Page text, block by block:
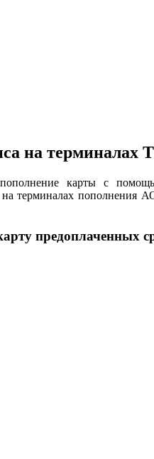
на терминалах
карты с
терминалах
предоплаченных